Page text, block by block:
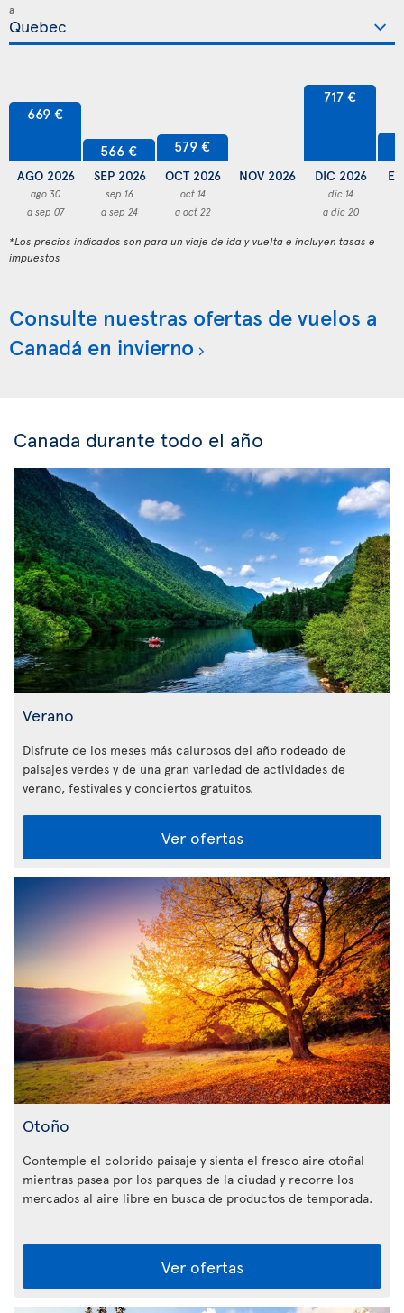
a
669 €
AGO 2026
ago 30
a sep 07
566 €
SEP 2026
sep 16
a sep 24
579 €
OCT 2026
oct 14
a oct 22
NOV 2026
717 €
DIC 2026
dic 14
a dic 20
*Los precios indicados son para un viaje de ida y vuelta e incluyen tasas e
impuestos
Consulte nuestras ofertas de vuelos a
Canadá en invierno
Canada durante todo el año
Verano
Disfrute de los meses más calurosos del año rodeado de
paisajes verdes y de una gran variedad de actividades de
verano, festivales y conciertos gratuitos.
Ver ofertas
Otoño
Contemple el colorido paisaje y sienta el fresco aire otoñal
mientras pasea por los parques de la ciudad y recorre los
mercados al aire libre en busca de productos de temporada.
Ver ofertas